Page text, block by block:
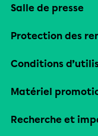
Salle de presse
Protection des
Conditions
Matériel
Recherche et